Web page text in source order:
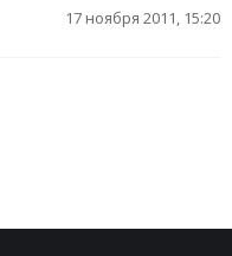
17 ноября 2011, 15:20